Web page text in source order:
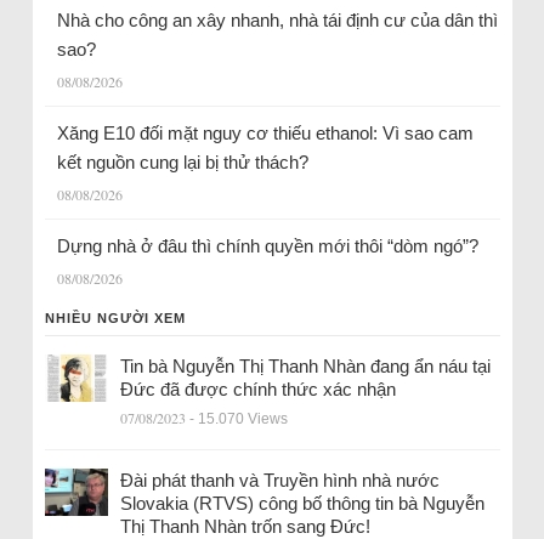
Nhà cho công an xây nhanh, nhà tái định cư của dân thì
sao?
08/08/2026
Xăng E10 đối mặt nguy cơ thiếu ethanol: Vì sao cam
kết nguồn cung lại bị thử thách?
08/08/2026
Dựng nhà ở đâu thì chính quyền mới thôi “dòm ngó”?
08/08/2026
NHIỀU NGƯỜI XEM
Tin bà Nguyễn Thị Thanh Nhàn đang ẩn náu tại
Đức đã được chính thức xác nhận
07/08/2023 - 15.070 Views
Đài phát thanh và Truyền hình nhà nước
Slovakia (RTVS) công bố thông tin bà Nguyễn
Thị Thanh Nhàn trốn sang Đức!